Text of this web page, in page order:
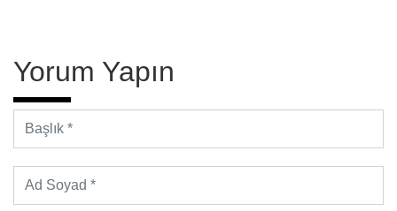
Yorum Yapın